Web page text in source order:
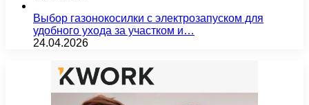
Выбор газонокосилки с электрозапуском для
удобного ухода за участком и…
24.04.2026